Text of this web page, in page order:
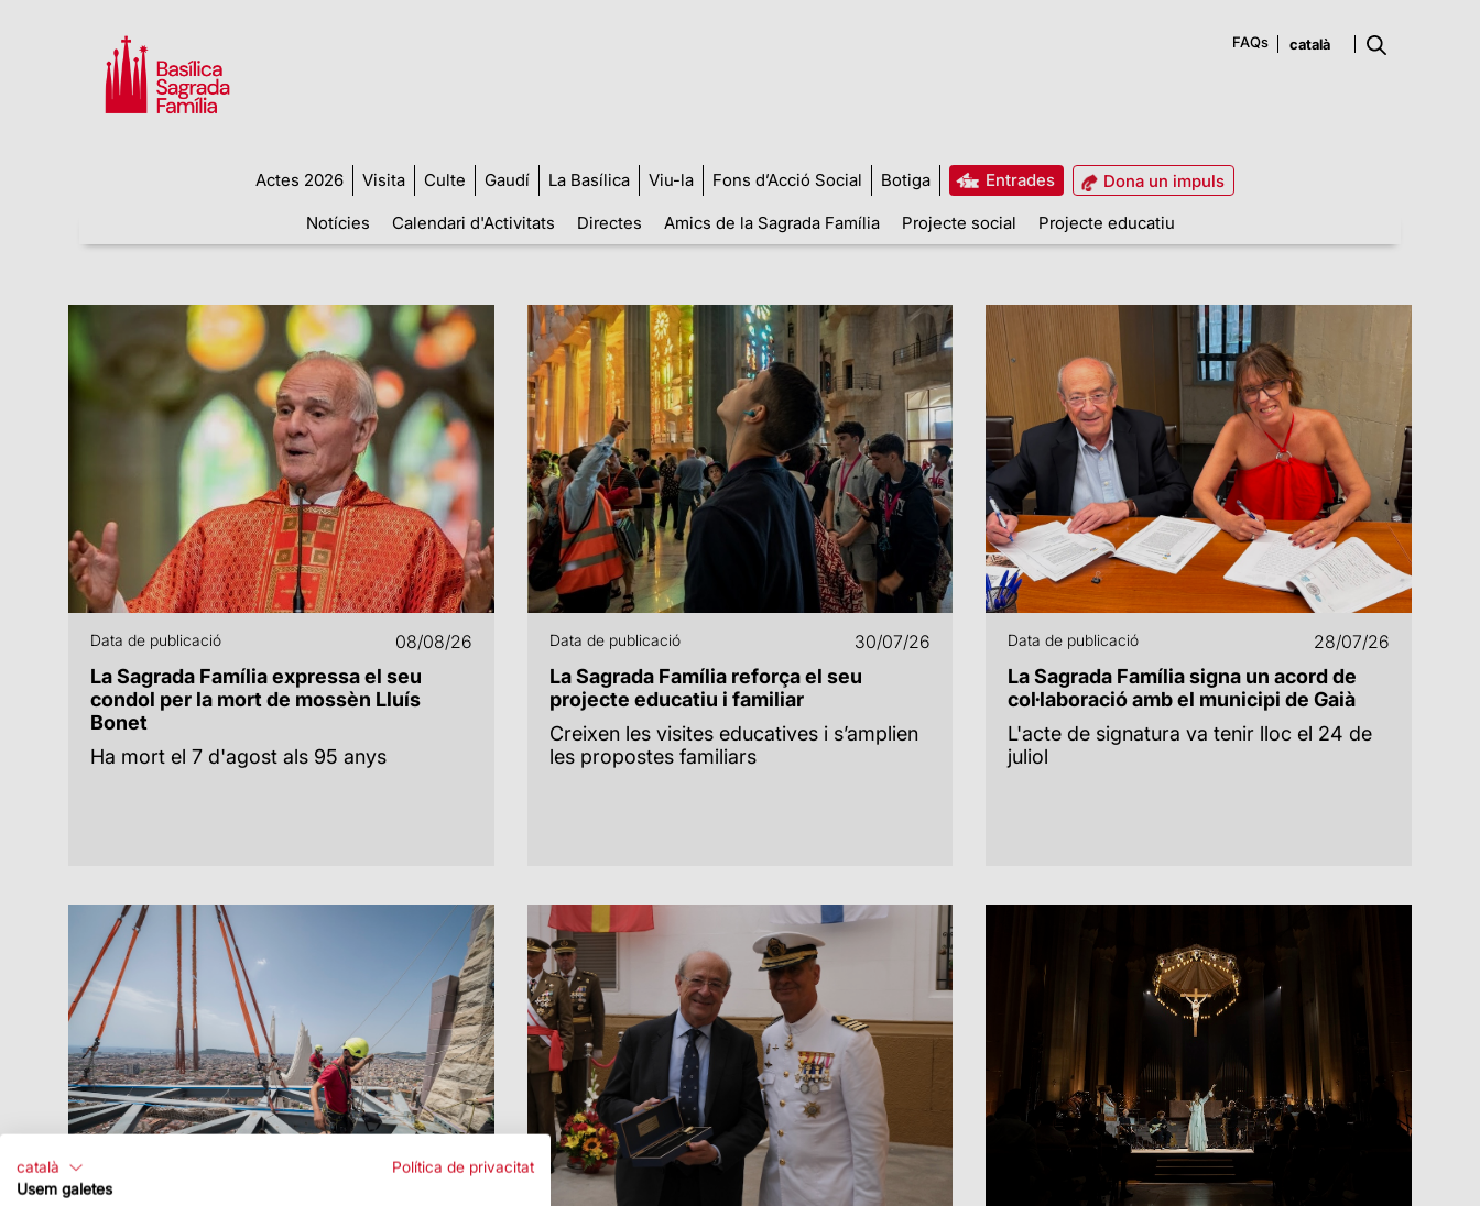
FAQs
Actes 2026 Visita Culte Gaudí La Basílica Viu-la Fons d’Acció Social Botiga Entrades
Dona un impuls
Notícies
Calendari d'Activitats Directes Amics de la Sagrada Família Projecte social Projecte educatiu
Data de publicació 08/08/26
La Sagrada Família expressa el seu
condol per la mort de mossèn Lluís
Bonet
Ha mort el 7 d'agost als 95 anys
Data de publicació 30/07/26
La Sagrada Família reforça el seu
projecte educatiu i familiar
Creixen les visites educatives i s’amplien
les propostes familiars
Data de publicació 28/07/26
La Sagrada Família signa un acord de
col·laboració amb el municipi de Gaià
L'acte de signatura va tenir lloc el 24 de
juliol
català
Política de privacitat
Usem galetes